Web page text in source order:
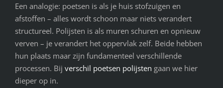
Een analogie: poetsen is als je huis stofzuigen en
afstoffen – alles wordt schoon maar niets verandert
structureel. Polijsten is als muren schuren en opnieuw
verven – je verandert het oppervlak zelf. Beide hebben
hun plaats maar zijn fundamenteel verschillende
processen. Bij verschil poetsen polijsten gaan we hier
dieper op in.